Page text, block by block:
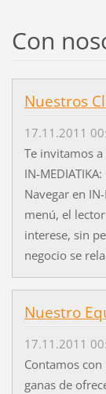
Con
Nuestros
17.11.2011
Te invitamos
IN-MEDIATIKA:
Navegar en
menú, el
interese, sin
negocio se
Nuestro
17.11.2011
Contamos
ganas de